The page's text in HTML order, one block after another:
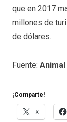
que en 2017
millones de
de dólares.
Fuente:
¡Comparte!
X